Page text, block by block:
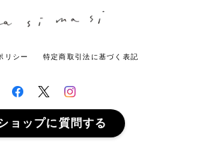
リシー 特定商取引法に基づく表記
© casimasi All rights reserved.
ョップに質問する